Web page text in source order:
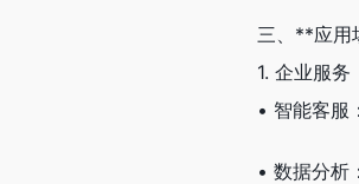
三、**应用
1. 企业服务
• 智能客服
• 数据分析